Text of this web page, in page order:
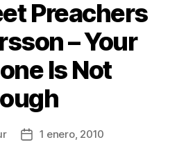
Preachers
– Your
Is Not
Fecha1 enero, 2010